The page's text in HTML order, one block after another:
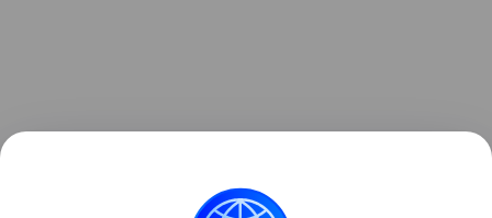
Объехать весь мир с ребенком: